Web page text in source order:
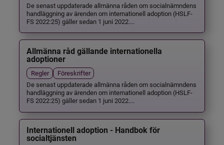
De senast uppdaterade allmänna råden om socialnämndens
handläggning av ärenden om internationell adoption (HSLF-
FS 2022:25) gäller sedan 1 juni 2022....
Allmänna råd gällande internationella
adoptioner
Regler
Föreskrifter
De senast uppdaterade allmänna råden om socialnämndens
handläggning av ärenden om internationell adoption (HSLF-
FS 2022:25) gäller sedan 1 juni 2022....
Internationell adoption - Handbok för
socialtjänsten